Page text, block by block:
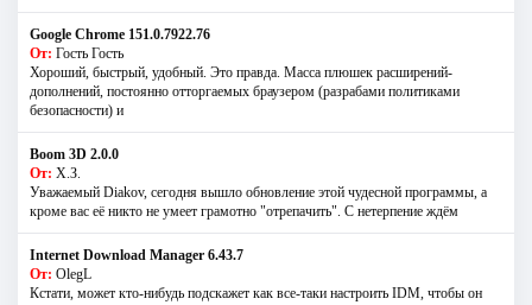
Google Chrome 151.0.7922.76
От: Гость Гость
Хороший, быстрый, удобный. Это правда. Масса плюшек расширений-
дополнений, постоянно отторгаемых браузером (разрабами политиками
безопасности) и
Boom 3D 2.0.0
От: Х.З.
Уважаемый Diakov, сегодня вышло обновление этой чудесной программы, а
кроме вас её никто не умеет грамотно "отрепачить". С нетерпение ждём
Internet Download Manager 6.43.7
От: OlegL
Кстати, может кто-нибудь подскажет как все-таки настроить IDM, чтобы он